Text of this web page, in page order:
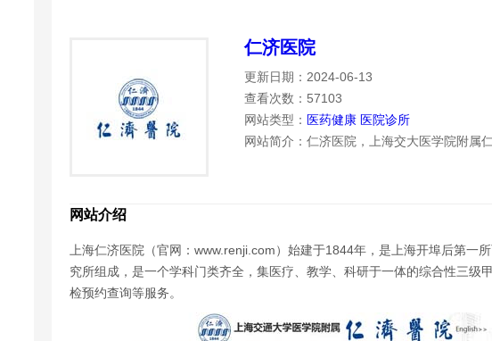
仁济医院
更新日期：2024-06-13
查看次数：57103
网站类型： 医药健康 医院诊所
网站简介：仁济医院，上海交大医学院附属
网站介绍
上海仁济医院（官网：www.renji.com）始建于1844年，是上海开埠后第一
究所组成，是一个学科门类齐全，集医疗、教学、科研于一体的综合性三级
检预约查询等服务。